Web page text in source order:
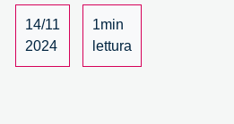
14/11
2024
1min
lettura